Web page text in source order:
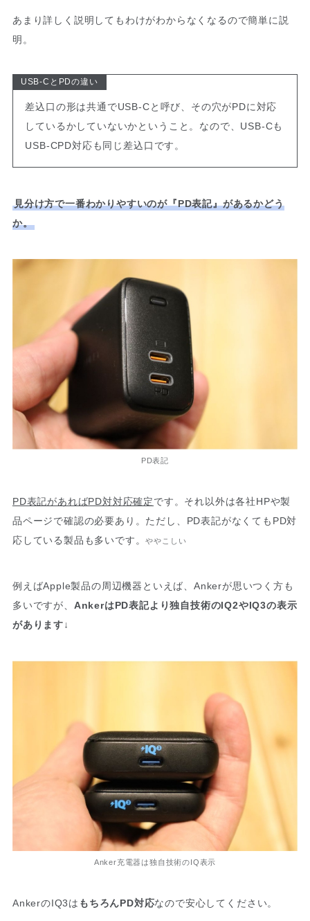
あまり詳しく説明してもわけがわからなくなるので簡単に説
明。
USB-CとPDの違い
差込口の形は共通でUSB-Cと呼び、その穴がPDに対応
しているかしていないかということ。なので、USB-Cも
USB-CPD対応も同じ差込口です。
見分け方で一番わかりやすいのが『PD表記』があるかどう
か。
PD表記
PD表記があればPD対対応確定です。それ以外は各社HPや製
品ページで確認の必要あり。ただし、PD表記がなくてもPD対
応している製品も多いです。ややこしい
例えばApple製品の周辺機器といえば、Ankerが思いつく方も
多いですが、 AnkerはPD表記より独自技術のIQ2やIQ3の表示
があります↓
Anker充電器は独自技術のIQ表示
AnkerのIQ3は もちろんPD対応なので安心してください。